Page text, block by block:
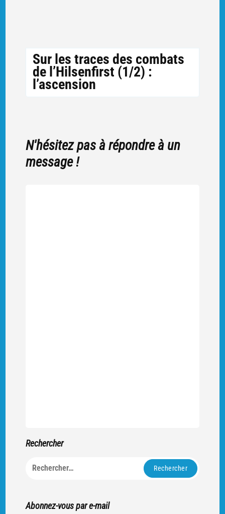
Sur les traces des combats
de l’Hilsenfirst (1/2) :
l’ascension
N'hésitez pas à répondre à un
message !
Rechercher
Rechercher :
Abonnez-vous par e-mail